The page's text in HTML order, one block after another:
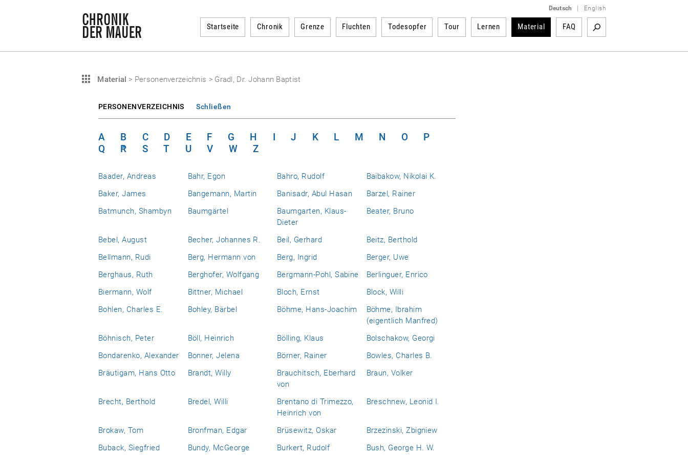
Deutsch English
Startseite Chronik Grenze Fluchten Todesopfer Tour Lernen Material FAQ
Material > Personenverzeichnis > Gradl, Dr. Johann Baptist
PERSONENVERZEICHNIS Schließen
A B C D E F G H I J K L M N O
P
Q
R S T U V W Z
Baader, Andreas Bahr, Egon Bahro, Rudolf
Baibakow, Nikolai K.
Baker, James
Bangemann, Martin Banisadr, Abul Hasan
Barzel, Rainer
Batmunch, Shambyn
Baumgärtel
Baumgarten, Klaus-
Dieter
Beater, Bruno
Bebel, August Becher, Johannes R. Beil, Gerhard
Beitz, Berthold
Bellmann, Rudi
Berg, Hermann von Berg, Ingrid
Berger, Uwe
Berghaus, Ruth
Berghofer, Wolfgang Bergmann-Pohl, Sabine
Berlinguer, Enrico
Biermann, Wolf
Bittner, Michael Bloch, Ernst
Block, Willi
Bohlen, Charles E.
Bohley, Bärbel Böhme, Hans-Joachim
Böhme, Ibrahim
(eigentlich Manfred)
Böhnisch, Peter
Böll, Heinrich Bölling, Klaus
Bolschakow, Georgi
Bondarenko, Alexander
Bonner, Jelena Börner, Rainer
Bowles, Charles B.
Bräutigam, Hans Otto
Brandt, Willy
Brauchitsch, Eberhard
von
Braun, Volker
Brecht, Berthold Bredel, Willi
Brentano di Trimezzo,
Heinrich von
Breschnew, Leonid I.
Brokaw, Tom Bronfman, Edgar Brüsewitz, Oskar
Brzezinski, Zbigniew
Buback, Siegfried
Bundy, McGeorge Burkert, Rudolf Bush, George H. W.